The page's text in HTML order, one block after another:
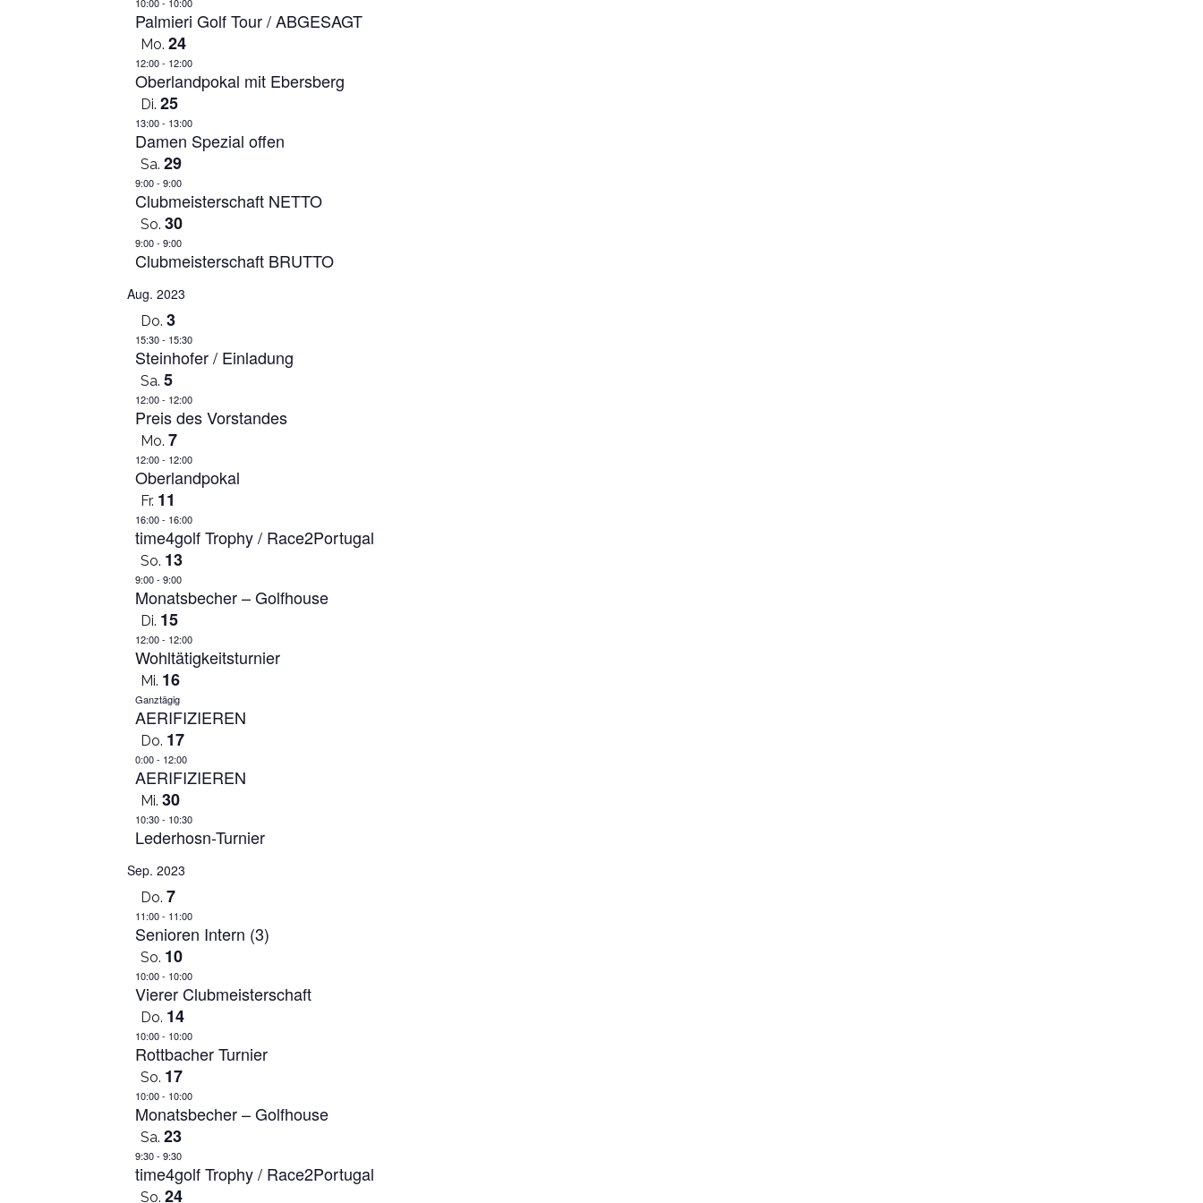
Palmieri Golf Tour / ABGESAGT
Mo. 24
12:00- 12:00
Oberlandpokal mit Ebersberg
Di. 25
13:00- 13:00
Damen Spezial offen
Sa. 29
9:00- 9:00
Clubmeisterschaft NETTO
So. 30
9:00- 9:00
Clubmeisterschaft BRUTTO
Aug. 2023
Do. 3
15:30- 15:30
Steinhofer / Einladung
Sa. 5
12:00- 12:00
Preis des Vorstandes
Mo. 7
12:00- 12:00
Oberlandpokal
Fr. 11
16:00- 16:00
time4golf Trophy / Race2Portugal
So. 13
9:00- 9:00
Monatsbecher – Golfhouse
Di. 15
12:00- 12:00
Wohltätigkeitsturnier
Mi. 16
Ganztägig
AERIFIZIEREN
Do. 17
0:00- 12:00
AERIFIZIEREN
Mi. 30
10:30- 10:30
Lederhosn-Turnier
Sep. 2023
Do. 7
11:00- 11:00
Senioren Intern (3)
So. 10
10:00- 10:00
Vierer Clubmeisterschaft
Do. 14
10:00- 10:00
Rottbacher Turnier
So. 17
10:00- 10:00
Monatsbecher – Golfhouse
Sa. 23
9:30- 9:30
time4golf Trophy / Race2Portugal
So. 24